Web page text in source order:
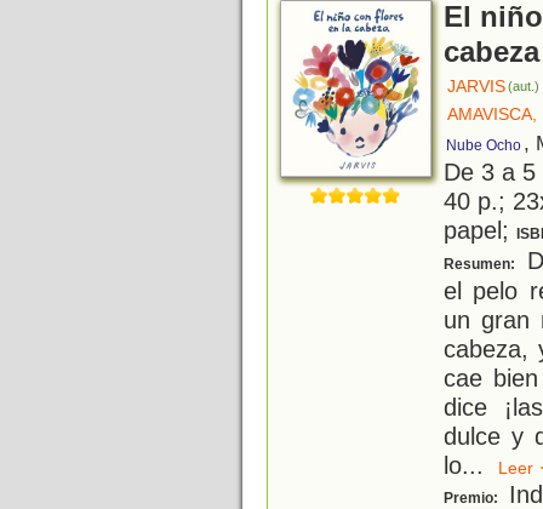
El
cabeza
JARVIS(aut.)
AMAVISCA,
Nube Ocho ,
De 3 a
40 p.;
papel;
Resumen:
el pelo
un gran
cabeza,
cae
dice
dulce y
lo...
Premio: